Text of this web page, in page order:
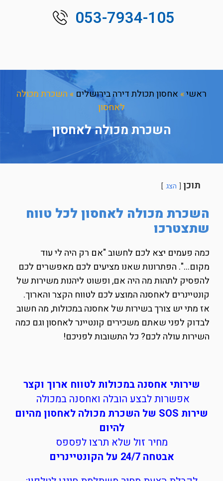
053-7934-105
ראשי» אחסון תכולת דירה בירושלים » השכרת מכולה
לאחסון
השכרת מכולה לאחסון
תוכן הצג
השכרת מכולה לאחסון לכל טווח
שתצטרכו
כמה פעמים יצא לכם לחשוב "אם רק היה לי עוד
מקום…". הפתרונות שאנו מציעים לכם מאפשרים לכם
להפסיק לתהות מה היה אם, ופשוט ליהנות משירות של
קונטיינרים לאחסנה המוצע לכם לטווח הקצר והארוך.
אז מתי יש צורך בשירות של אחסנה במכולות, מה חשוב
לבדוק לפני שאתם משכירים קונטיינר לאחסון וגם כמה
השירות עולה לכם? כל התשובות לפניכם!
שירותי אחסנה במכולות לטווח ארוך וקצר
אפשרות לבצע הובלה ואחסנה במכולה
שירות SOS של השכרת מכולה לאחסון מהיום
להיום
מחיר זול שלא תרצו לפספס
אבטחה 24/7 על הקונטיינרים